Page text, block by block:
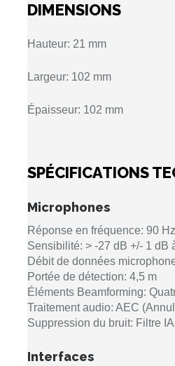
DIMENSIONS
Hauteur: 21 mm
Largeur: 102 mm
Épaisseur: 102 mm
SPÉCIFICATIONS
Microphones
Réponse en fréquence: 90
Sensibilité: > -27 dB +/- 1 dB
Débit de données
Portée de détection: 4,5 m
Éléments Beamforming:
Traitement audio: AEC
Suppression du bruit: Filtre IA
Interfaces